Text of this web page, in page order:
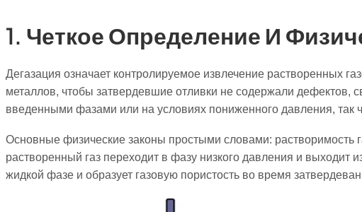
1. Четкое Определение И
Дегазация означает контролируемое извлечение растворенных
металлов, чтобы затвердевшие отливки не содержали дефектов,
введенными фазами или на условиях пониженного давления, так
Основные физические законы простыми словами: растворимость
растворенный газ переходит в фазу низкого давления и выходит
жидкой фазе и образует газовую пористость во время